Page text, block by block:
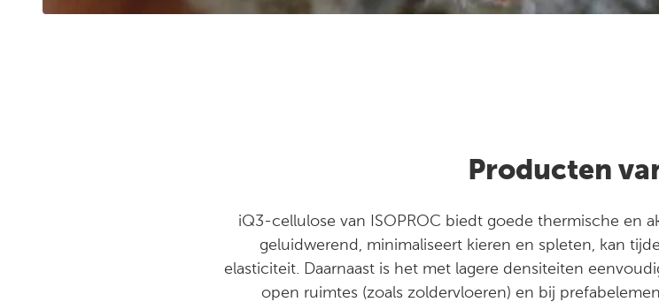
Producten
iQ3-cellulose van ISOPROC biedt goede thermische en
geluidwerend, minimaliseert kieren en spleten, kan
elasticiteit. Daarnaast is het met lagere densiteiten
open ruimtes (zoals zoldervloeren) en bij